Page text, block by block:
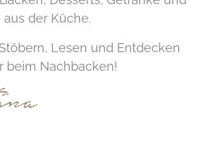
der Küche.
Lesen und Entdecken
beim Nachbacken!